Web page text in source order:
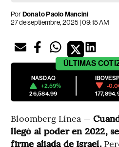
PorDonato Paolo Mancini
27 de septiembre, 2025 | 09:15 AM
ÚLTIMAS
NASDAQ
+2.59%
26,584.99
-
Bloomberg Línea —
llegó al poder en 2022,
firme aliada de Israel.